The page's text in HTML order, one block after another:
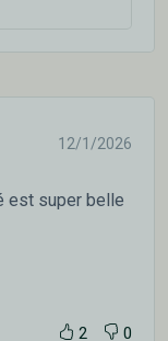
12/1/2026
est super belle
2 0